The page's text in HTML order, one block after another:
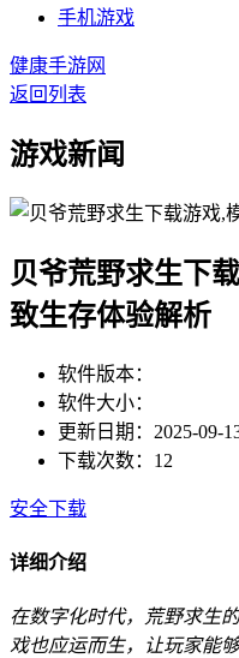
手机游戏
健康手游网
返回列表
游戏新闻
贝爷荒野求生下
致生存体验解析
软件版本：
软件大小：
更新日期：2025-09-
下载次数：12
安全下载
详细介绍
在数字化时代，荒野求生
戏也应运而生，让玩家能